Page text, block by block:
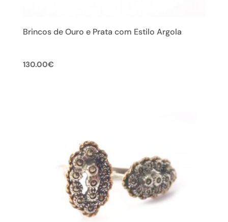
Brincos de Ouro e Prata com Estilo Argola
130.00€